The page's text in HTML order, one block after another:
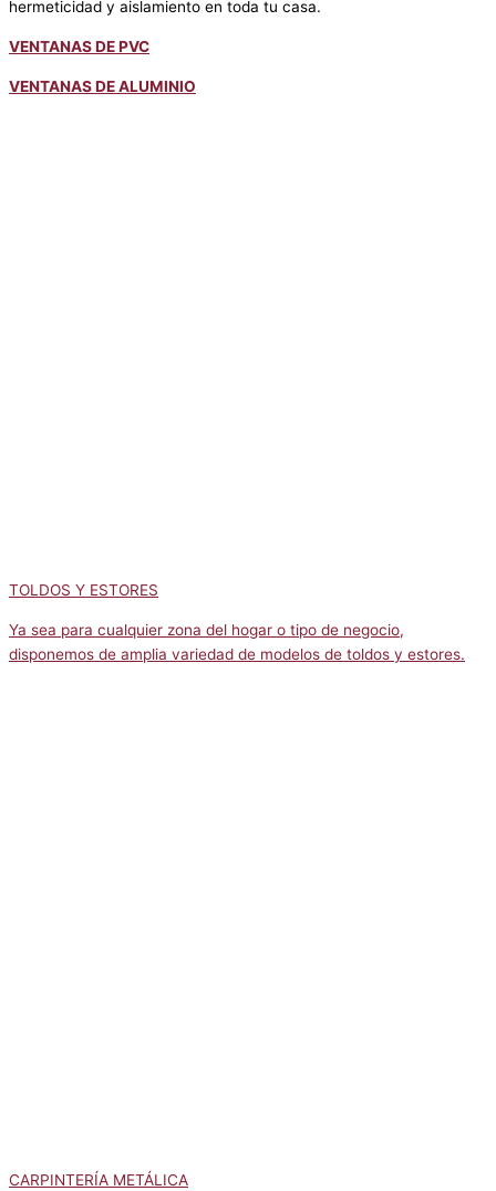
hermeticidad y aislamiento en toda tu casa.
VENTANAS DE PVC
VENTANAS DE ALUMINIO
TOLDOS Y ESTORES
Ya sea para cualquier zona del hogar o tipo de negocio,
disponemos de amplia variedad de modelos de toldos y estores.
CARPINTERÍA METÁLICA